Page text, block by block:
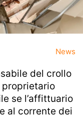
News
del crollo
proprietario
se l’affittuario
al corrente dei